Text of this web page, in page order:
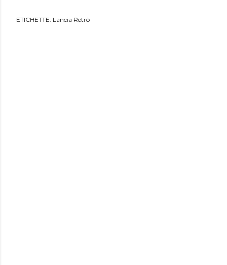
ETICHETTE: Lancia Retrò